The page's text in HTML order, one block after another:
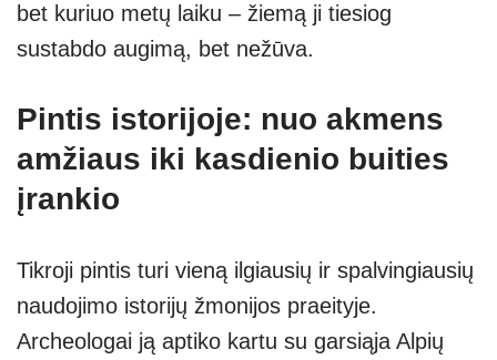
bet kuriuo metų laiku – žiemą ji tiesiog
sustabdo augimą, bet nežūva.
Pintis istorijoje: nuo akmens
amžiaus iki kasdienio buities
įrankio
Tikroji pintis turi vieną ilgiausių ir spalvingiausių
naudojimo istorijų žmonijos praeityje.
Archeologai ją aptiko kartu su garsiąja Alpių